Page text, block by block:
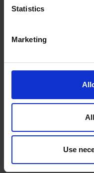
Statistics
Marketing
Use
Gewinne
wieder profitabel
»[…] gute
Aktienkurse«,
der aktuellen
MONEY (Nr.
zitiert.
Sie möchten